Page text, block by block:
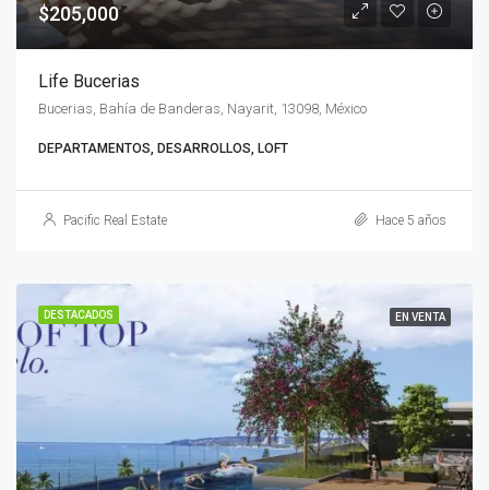
$205,000
Life Bucerias
Bucerias, Bahía de Banderas, Nayarit, 13098, México
DEPARTAMENTOS, DESARROLLOS, LOFT
Pacific Real Estate Hace 5 años
DESTACADOS EN VENTA